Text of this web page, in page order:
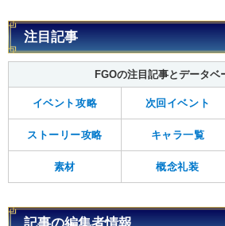
注目記事
FGOの注目記事とデータベ
イベント攻略 次回イベント
ストーリー攻略 キャラ一覧
素材 概念礼装